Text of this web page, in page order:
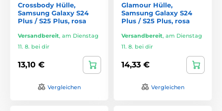
Crossbody Hülle,
Samsung Galaxy S24
Plus / S25 Plus, rosa
Versandbereit, am Dienstag
11. 8. bei dir
13,10 €
Vergleichen
Glamour Hülle,
Samsung Galaxy S24
Plus / S25 Plus, rosa
Versandbereit, am Dienstag
11. 8. bei dir
14,33 €
Vergleichen